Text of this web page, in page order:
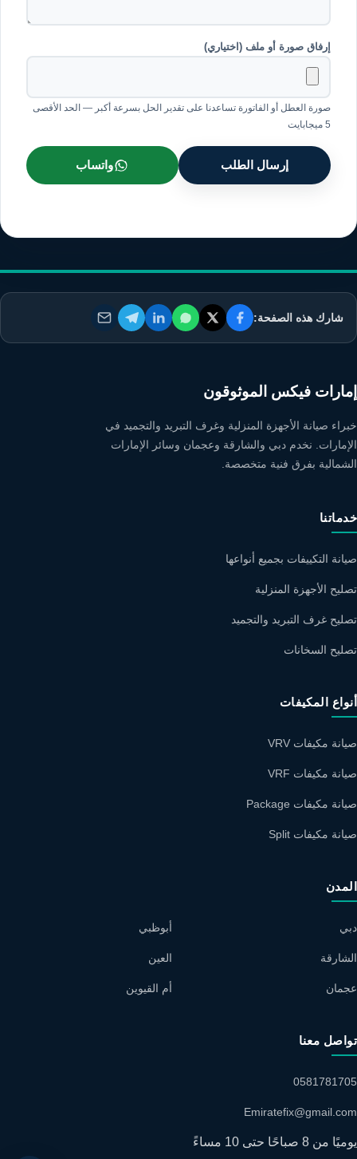
إرفاق صورة أو ملف (اختياري)
صورة العطل أو الفاتورة تساعدنا على تقدير الحل بسرعة أكبر — الحد الأقصى
5 ميجابايت
إرسال الطلب واتساب
شارك هذه الصفحة:
إمارات فيكس الموثوقون
خبراء صيانة الأجهزة المنزلية وغرف التبريد والتجميد في
الإمارات. نخدم دبي والشارقة وعجمان وسائر الإمارات
الشمالية بفرق فنية متخصصة.
خدماتنا
صيانة التكييفات بجميع أنواعها
تصليح الأجهزة المنزلية
تصليح غرف التبريد والتجميد
تصليح السخانات
أنواع المكيفات
صيانة مكيفات VRV
صيانة مكيفات VRF
صيانة مكيفات Package
صيانة مكيفات Split
المدن
دبي
الشارقة
عجمان
أبوظبي
العين
أم القيوين
تواصل معنا
0581781705
Emiratefix@gmail.com
يوميًا من 8 صباحًا حتى 10 مساءً